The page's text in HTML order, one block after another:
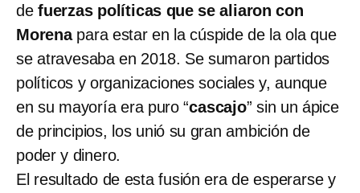
de fuerzas políticas que se aliaron con
Morena para estar en la cúspide de la ola que
se atravesaba en 2018. Se sumaron partidos
políticos y organizaciones sociales y, aunque
en su mayoría era puro “cascajo” sin un ápice
de principios, los unió su gran ambición de
poder y dinero.
El resultado de esta fusión era de esperarse y